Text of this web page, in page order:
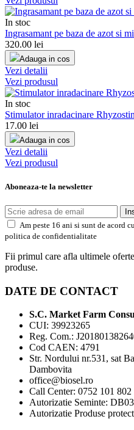
In stoc
Ingrasamant pe baza de azot si
320.00 lei
Adauga in cos
Vezi detalii
Vezi produsul
In stoc
Stimulator inradacinare
17.00 lei
Adauga in cos
Vezi detalii
Vezi produsul
Aboneaza-te la newsletter
Am peste 16 ani si sunt de acord
politica de confidentialitate
Fii primul care afla ultimele
produse.
DATE DE CONTACT
S.C. Market Farm
CUI: 39923265
Reg. Com.:
Cod CAEN: 4791
Str. Nordului nr.531, sat
Dambovita
office@biosel.ro
Call Center: 0752 101 802
Autorizatie Seminte:
Autorizatie Produse